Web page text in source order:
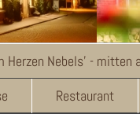
Herzen Nebels' - mitten
Restaurant